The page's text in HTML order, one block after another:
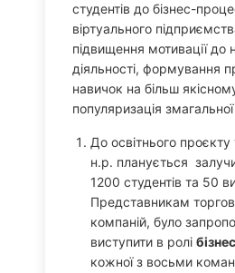
студентів до бізнес-
віртуального
підвищення мотивації до
діяльності, формування
навичок на більш
популяризація
До освітнього
н.р. планується
1200 студентів та 50
Представникам
компаній, було
виступити в ролі
кожної з восьми